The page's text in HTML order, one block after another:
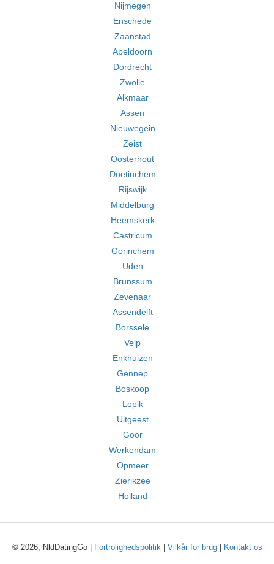
Nijmegen
Enschede
Zaanstad
Apeldoorn
Dordrecht
Zwolle
Alkmaar
Assen
Nieuwegein
Zeist
Oosterhout
Doetinchem
Rijswijk
Middelburg
Heemskerk
Castricum
Gorinchem
Uden
Brunssum
Zevenaar
Assendelft
Borssele
Velp
Enkhuizen
Gennep
Boskoop
Lopik
Uitgeest
Goor
Werkendam
Opmeer
Zierikzee
Holland
© 2026, NldDatingGo | Fortrolighedspolitik| Vilkår for brug| Kontakt os